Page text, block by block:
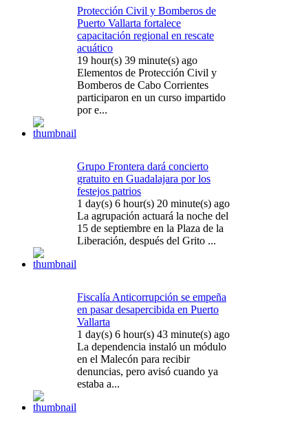
Protección Civil y Bomberos de
Puerto Vallarta fortalece
capacitación regional en rescate
acuático
19 hour(s) 39 minute(s) ago
Elementos de Protección Civil y
Bomberos de Cabo Corrientes
participaron en un curso impartido
por e...
Grupo Frontera dará concierto
gratuito en Guadalajara por los
festejos patrios
1 day(s) 6 hour(s) 20 minute(s) ago
La agrupación actuará la noche del
15 de septiembre en la Plaza de la
Liberación, después del Grito ...
Fiscalía Anticorrupción se empeña
en pasar desapercibida en Puerto
Vallarta
1 day(s) 6 hour(s) 43 minute(s) ago
La dependencia instaló un módulo
en el Malecón para recibir
denuncias, pero avisó cuando ya
estaba a...